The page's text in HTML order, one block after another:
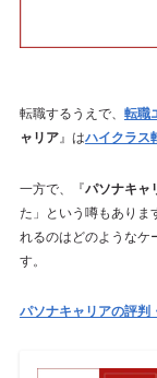
転職するうえで、 転職
ャリア』はハイクラス
一方で、『パソナキャ
た」という噂もありま
れるのはどのようなケ
す。
パソナキャリアの評判